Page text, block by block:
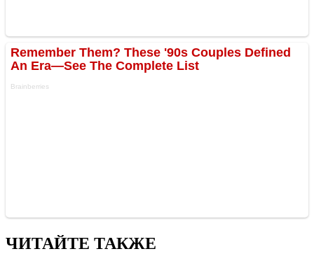
ЧИТАЙТЕ ТАКЖЕ